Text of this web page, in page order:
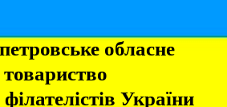
обласне
товариство
філателістів України